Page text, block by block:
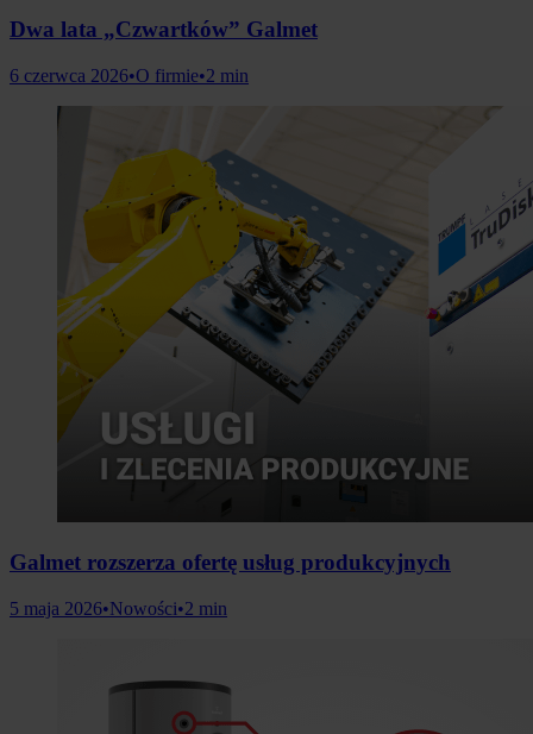
Dwa lata „Czwartków” Galmet
6 czerwca 2026•O firmie•2 min
Galmet rozszerza ofertę usług produkcyjnych
5 maja 2026•Nowości•2 min